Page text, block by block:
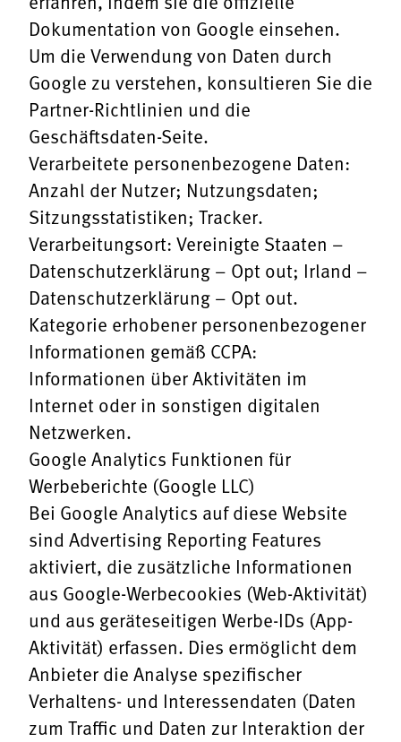
Dokumentation von Google einsehen.
Um die Verwendung von Daten durch
Google zu verstehen, konsultieren Sie die
Partner-Richtlinien und die
Geschäftsdaten-Seite.
Verarbeitete personenbezogene Daten:
Anzahl der Nutzer; Nutzungsdaten;
Sitzungsstatistiken; Tracker.
Verarbeitungsort: Vereinigte Staaten –
Datenschutzerklärung – Opt out; Irland –
Datenschutzerklärung – Opt out.
Kategorie erhobener personenbezogener
Informationen gemäß CCPA:
Informationen über Aktivitäten im
Internet oder in sonstigen digitalen
Netzwerken.
Google Analytics Funktionen für
Werbeberichte (Google LLC)
Bei Google Analytics auf diese Website
sind Advertising Reporting Features
aktiviert, die zusätzliche Informationen
aus Google-Werbecookies (Web-Aktivität)
und aus geräteseitigen Werbe-IDs (App-
Aktivität) erfassen. Dies ermöglicht dem
Anbieter die Analyse spezifischer
Verhaltens- und Interessendaten (Daten
zum Traffic und Daten zur Interaktion der